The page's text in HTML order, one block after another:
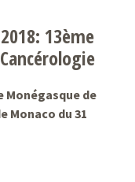
13ème
Monégasque de
Monaco du 31